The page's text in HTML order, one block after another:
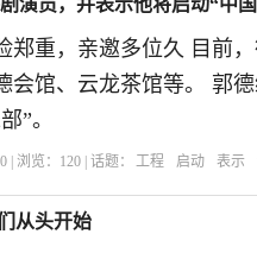
演员，并表示他将启动“中
郑重，亲邀多位久 目前
会馆、云龙茶馆等。 郭
”。
0 | 浏览： 120 | 话题： 工程 启动 表示
从头开始